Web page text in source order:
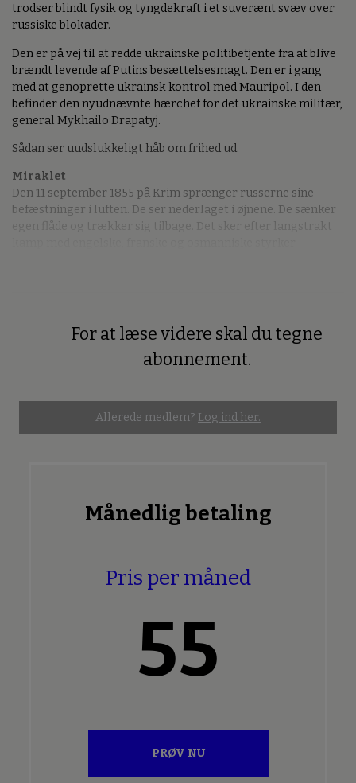
trodser blindt fysik og tyngdekraft i et suverænt svæv over
russiske blokader.
Den er på vej til at redde ukrainske politibetjente fra at blive
brændt levende af Putins besættelsesmagt. Den er i gang
med at genoprette ukrainsk kontrol med Mauripol. I den
befinder den nyudnævnte hærchef for det ukrainske militær,
general Mykhailo Drapatyj.
Sådan ser uudslukkeligt håb om frihed ud.
Miraklet
Den 11 september 1855 på Krim sprænger russerne sine
befæstninger i luften. De ser nederlaget i øjnene. De sænker
egen flåde og trækker sig tilbage. Det sker efter langstrakt
For at læse videre skal du tegne
abonnement.
Allerede medlem? Log ind her.
Månedlig betaling
Pris per måned
55
PRØV NU